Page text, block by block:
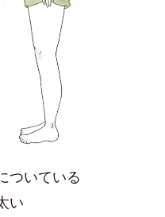
ついている
い